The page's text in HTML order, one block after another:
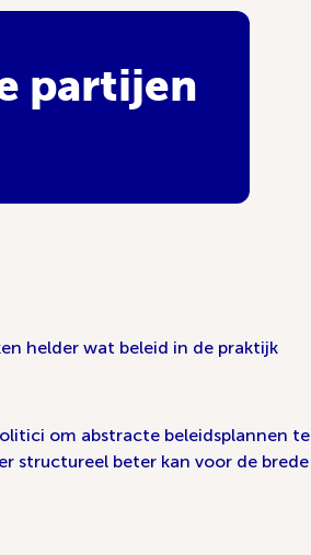
partijen
helder wat beleid in de praktijk
om abstracte beleidsplannen te
structureel beter kan voor de brede